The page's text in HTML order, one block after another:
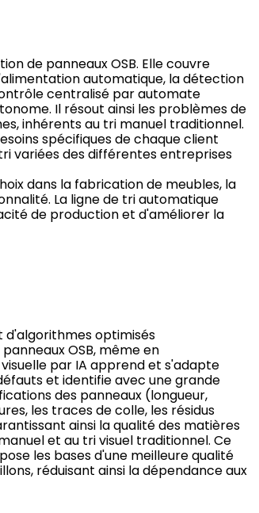
de panneaux OSB. Elle couvre
automatique, la détection
centralisé par automate
Il résout ainsi les problèmes de
inhérents au tri manuel traditionnel.
spécifiques de chaque client
variées des différentes entreprises
dans la fabrication de meubles, la
La ligne de tri automatique
de production et d'améliorer la
d'algorithmes optimisés
OSB, même en
par IA apprend et s'adapte
et identifie avec une grande
des panneaux (longueur,
les traces de colle, les résidus
ainsi la qualité des matières
et au tri visuel traditionnel. Ce
les bases d'une meilleure qualité
réduisant ainsi la dépendance aux